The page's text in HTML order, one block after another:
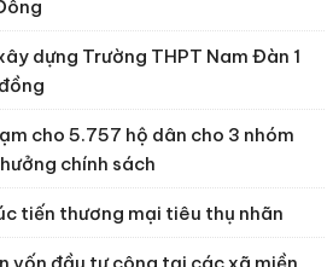
dựng Trường THPT Nam Đàn 1
cho 5.757 hộ dân cho 3 nhóm
chính sách
tiến thương mại tiêu thụ nhãn
vốn đầu tư công tại các xã miền